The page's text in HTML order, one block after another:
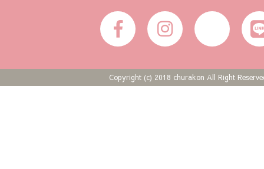
Copyright (c) 2018 churakon All Right